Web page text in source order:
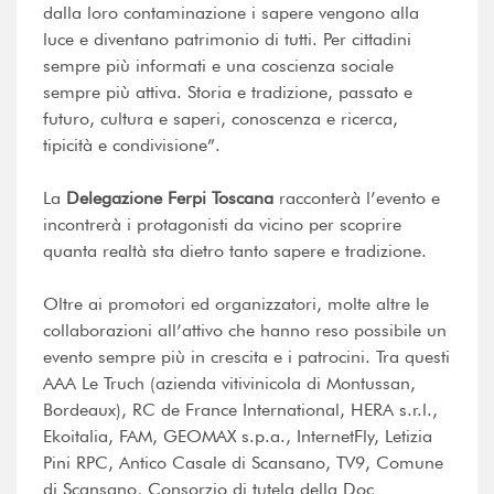
dalla loro contaminazione i sapere vengono alla
luce e diventano patrimonio di tutti. Per cittadini
sempre più informati e una coscienza sociale
sempre più attiva. Storia e tradizione, passato e
futuro, cultura e saperi, conoscenza e ricerca,
tipicità e condivisione”.
La Delegazione Ferpi Toscana racconterà l’evento e
incontrerà i protagonisti da vicino per scoprire
quanta realtà sta dietro tanto sapere e tradizione.
Oltre ai promotori ed organizzatori, molte altre le
collaborazioni all’attivo che hanno reso possibile un
evento sempre più in crescita e i patrocini. Tra questi
AAA Le Truch (azienda vitivinicola di Montussan,
Bordeaux), RC de France International, HERA s.r.l.,
Ekoitalia, FAM, GEOMAX s.p.a., InternetFly, Letizia
Pini RPC, Antico Casale di Scansano, TV9, Comune
di Scansano, Consorzio di tutela della Doc